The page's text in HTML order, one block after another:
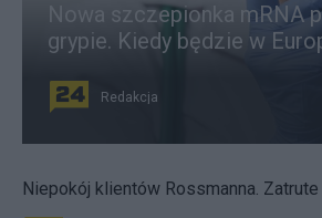
Nowa szczepionka mRNA
grypie. Kiedy będzie w
Redakcja
Niepokój klientów Rossmanna.